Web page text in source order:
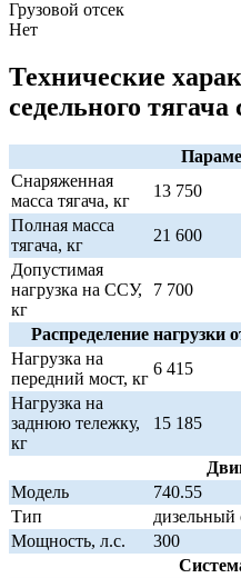
Грузовой отсек
Нет
Технические
седельного
Снаряженная
масса тягача, кг
13 750
Полная масса
тягача, кг
21 600
Допустимая
нагрузка на ССУ,
кг
7 700
Распределение нагрузки
Нагрузка на
передний мост, кг
6 415
Нагрузка на
заднюю тележку,
кг
15 185
Модель
740.55
Тип
дизельный
Мощность, л.с.
300